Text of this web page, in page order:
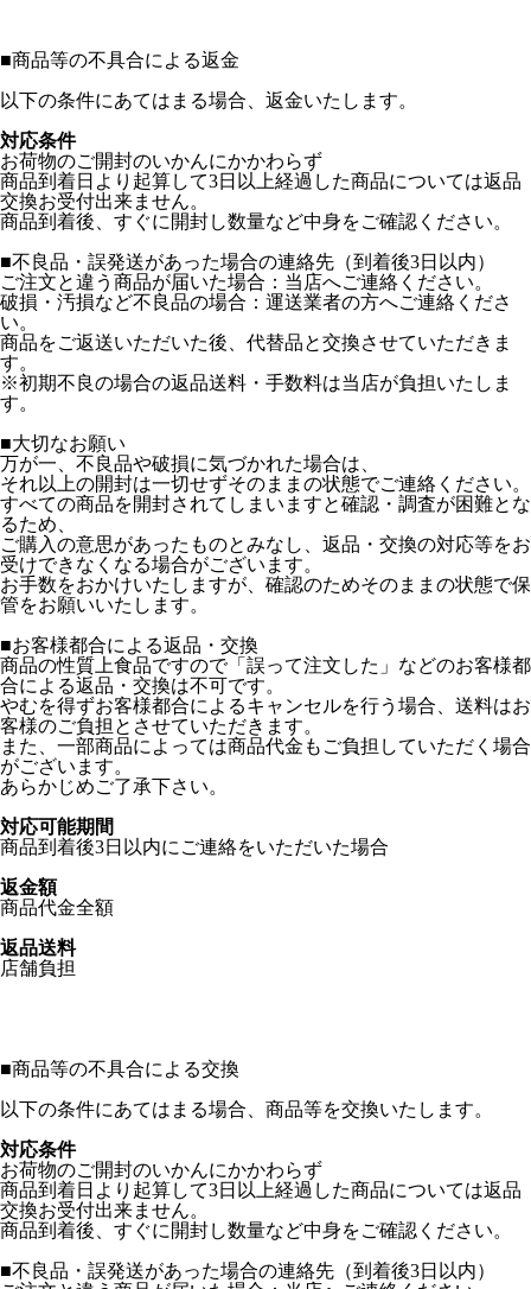
■商品等の不具合による返金
以下の条件にあてはまる場合、返金いたします。
対応条件
お荷物のご開封のいかんにかかわらず
商品到着日より起算して3日以上経過した商品については返品
交換お受付出来ません。
商品到着後、すぐに開封し数量など中身をご確認ください。
■不良品・誤発送があった場合の連絡先（到着後3日以内）
ご注文と違う商品が届いた場合：当店へご連絡ください。
破損・汚損など不良品の場合：運送業者の方へご連絡くださ
い。
商品をご返送いただいた後、代替品と交換させていただきま
す。
※初期不良の場合の返品送料・手数料は当店が負担いたしま
す。
■大切なお願い
万が一、不良品や破損に気づかれた場合は、
それ以上の開封は一切せずそのままの状態でご連絡ください。
すべての商品を開封されてしまいますと確認・調査が困難とな
るため、
ご購入の意思があったものとみなし、返品・交換の対応等をお
受けできなくなる場合がございます。
お手数をおかけいたしますが、確認のためそのままの状態で保
管をお願いいたします。
■お客様都合による返品・交換
商品の性質上食品ですので「誤って注文した」などのお客様都
合による返品・交換は不可です。
やむを得ずお客様都合によるキャンセルを行う場合、送料はお
客様のご負担とさせていただきます。
また、一部商品によっては商品代金もご負担していただく場合
がございます。
あらかじめご了承下さい。
対応可能期間
商品到着後3日以内にご連絡をいただいた場合
返金額
商品代金全額
返品送料
店舗負担
■商品等の不具合による交換
以下の条件にあてはまる場合、商品等を交換いたします。
対応条件
お荷物のご開封のいかんにかかわらず
商品到着日より起算して3日以上経過した商品については返品
交換お受付出来ません。
商品到着後、すぐに開封し数量など中身をご確認ください。
■不良品・誤発送があった場合の連絡先（到着後3日以内）